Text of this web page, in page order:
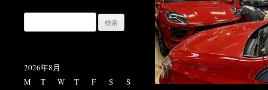
索:
2026年8月
M
T W T F S
S